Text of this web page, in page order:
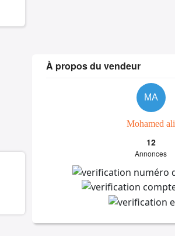
À propos du vendeur
MA
Mohamed ali
12
Annonces